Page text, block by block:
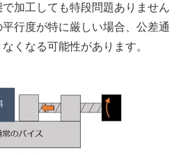
加工しても特段問題ありません
行度が特に厳しい場合、公差通
くなる可能性があります。